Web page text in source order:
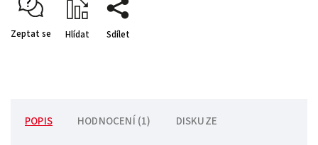
Zeptat se Hlídat Sdílet
POPIS HODNOCENÍ (1) DISKUZE